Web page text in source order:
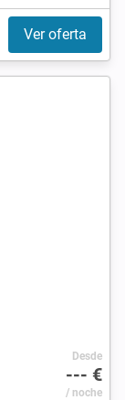
Ver oferta
Desde
--- €
/ noche